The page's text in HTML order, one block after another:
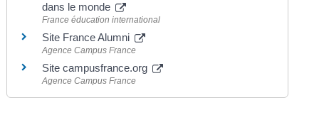
dans le monde
France éducation international
Site France Alumni
Agence Campus France
Site campusfrance.org
Agence Campus France